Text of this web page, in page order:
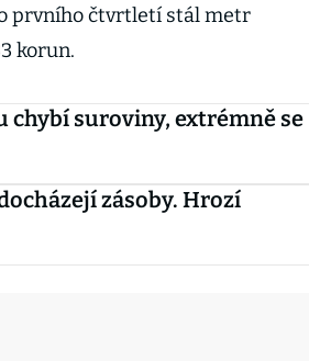
prvního čtvrtletí stál metr
korun.
chybí suroviny, extrémně se
zásoby. Hrozí